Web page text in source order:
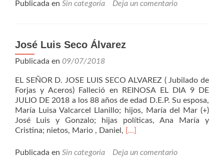
Publicada en Sin categoría Deja un comentario
José Luis Seco Álvarez
Publicada en 09/07/2018
EL SEÑOR D. JOSE LUIS SECO ALVAREZ ( Jubilado de
Forjas y Aceros) Falleció en REINOSA EL DIA 9 DE
JULIO DE 2018 a los 88 años de edad D.E.P. Su esposa,
María Luisa Valcarcel Llanillo; hijos, María del Mar (+)
José Luis y Gonzalo; hijas políticas, Ana María y
Cristina; nietos, Mario , Daniel, Leer
Luis
[…]
Publicada en Sin categoría Deja un comentario